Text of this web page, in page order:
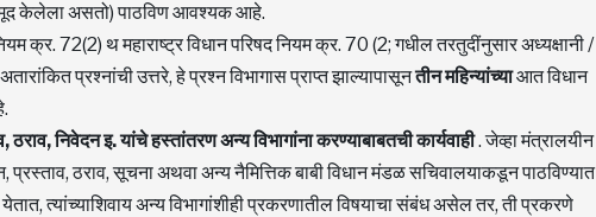
नमूद केलेला असतो) पाठविण आवश्यक आहे.
क्र. 72(2) थ महाराष्ट्र विधान परिषद नियम क्र. 70 (2; गधील तरतुदींनुसार अध्यक्षानी /
प्रश्नांची उत्तरे, हे प्रश्न विभागास प्राप्त झाल्यापासूनतीन महिन्यांच्याआत विधान
निवेदन इ. यांचे हस्तांतरण अन्य विभागांना करण्याबाबतची कार्यवाही. जेव्हा मंत्रालयीन
प्रस्ताव, ठराव, सूचना अथवा अन्य नैमित्तिक बाबी विधान मंडळ सचिवालयाकडून पाठविण्यात
त्यांच्याशिवाय अन्य विभागांशीही प्रकरणातील विषयाचा संबंध असेल तर, ती प्रकरणे